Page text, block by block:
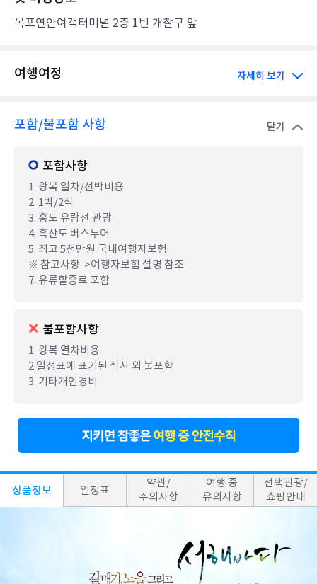
목포연안여객터미널 2층 1번 개찰구 앞
여행여정 자세히 보기
포함/불포함 사항 닫기
포함사항
1. 왕복 열차/선박비용
2. 1박/2식
3. 홍도 유람선 관광
4. 흑산도 버스투어
5. 최고 5천만원 국내여행자보험
※ 참고사항->여행자보험 설명 참조
7. 유류할증료 포함
불포함사항
1. 왕복 열차비용
2 일정표에 표기된 식사 외 불포함
3. 기타개인경비
상품정보 일정표
약관/
주의사항
여행 중
유의사항
선택관광/
쇼핑안내